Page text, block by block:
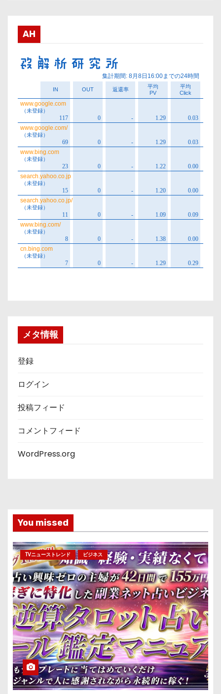
ブ
AH
メタ情報
登録
ログイン
投稿フィード
コメントフィード
WordPress.org
You missed
TVニューストレンド ビジネス